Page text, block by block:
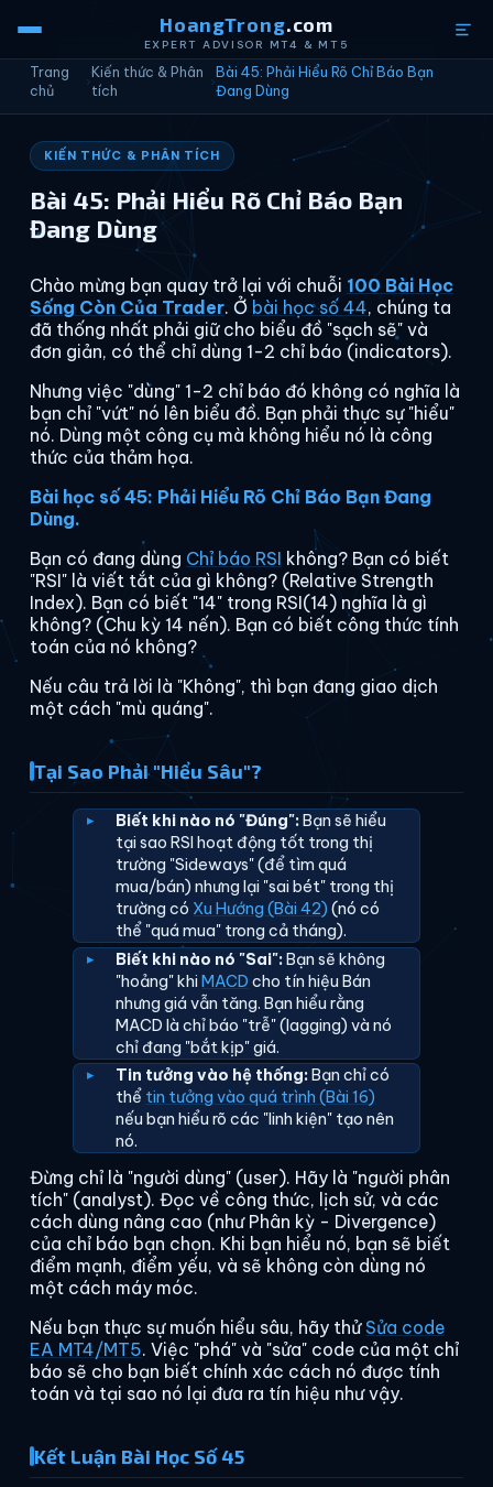
HoangTrong.com
EXPERT ADVISOR MT4 & MT5
Trang
chủ
›
Kiến thức & Phân
tích
›
Bài 45: Phải Hiểu Rõ Chỉ Báo Bạn
Đang Dùng
KIẾN THỨC & PHÂN TÍCH
Bài 45: Phải Hiểu Rõ Chỉ Báo Bạn
Đang Dùng
Chào mừng bạn quay trở lại với chuỗi 100 Bài Học
Sống Còn Của Trader. Ở bài học số 44, chúng ta
đã thống nhất phải giữ cho biểu đồ "sạch sẽ" và
đơn giản, có thể chỉ dùng 1-2 chỉ báo (indicators).
Nhưng việc "dùng" 1-2 chỉ báo đó không có nghĩa là
bạn chỉ "vứt" nó lên biểu đồ. Bạn phải thực sự "hiểu"
nó. Dùng một công cụ mà không hiểu nó là công
thức của thảm họa.
Bài học số 45: Phải Hiểu Rõ Chỉ Báo Bạn Đang
Dùng.
Bạn có đang dùng Chỉ báo RSI không? Bạn có biết
"RSI" là viết tắt của gì không? (Relative Strength
Index). Bạn có biết "14" trong RSI(14) nghĩa là gì
không? (Chu kỳ 14 nến). Bạn có biết công thức tính
toán của nó không?
Nếu câu trả lời là "Không", thì bạn đang giao dịch
một cách "mù quáng".
Tại Sao Phải "Hiểu Sâu"?
Biết khi nào nó "Đúng":Bạn sẽ hiểu
tại sao RSI hoạt động tốt trong thị
trường "Sideways" (để tìm quá
mua/bán) nhưng lại "sai bét" trong thị
trường có Xu Hướng (Bài 42) (nó có
thể "quá mua" trong cả tháng).
Biết khi nào nó "Sai":Bạn sẽ không
"hoảng" khiMACD cho tín hiệu Bán
nhưng giá vẫn tăng. Bạn hiểu rằng
MACD là chỉ báo "trễ" (lagging) và nó
chỉ đang "bắt kịp" giá.
Tin tưởng vào hệ thống:Bạn chỉ có
thể tin tưởng vào quá trình (Bài 16)
nếu bạn hiểu rõ các "linh kiện" tạo nên
nó.
Đừng chỉ là "người dùng" (user). Hãy là "người phân
tích" (analyst). Đọc về công thức, lịch sử, và các
cách dùng nâng cao (như Phân kỳ - Divergence)
của chỉ báo bạn chọn. Khi bạn hiểu nó, bạn sẽ biết
điểm mạnh, điểm yếu, và sẽ không còn dùng nó
một cách máy móc.
Nếu bạn thực sự muốn hiểu sâu, hãy thửSửa code
EA MT4/MT5. Việc "phá" và "sửa" code của một chỉ
báo sẽ cho bạn biết chính xác cách nó được tính
toán và tại sao nó lại đưa ra tín hiệu như vậy.
Kết Luận Bài Học Số 45